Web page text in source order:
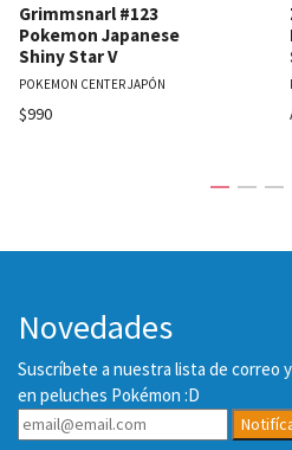
Grimmsnarl #123
Pokemon Japanese
Shiny Star V
POKEMON CENTER JAPÓN
$990
Novedades
Suscríbete a nuestra lista de correo
en peluches Pokémon :D